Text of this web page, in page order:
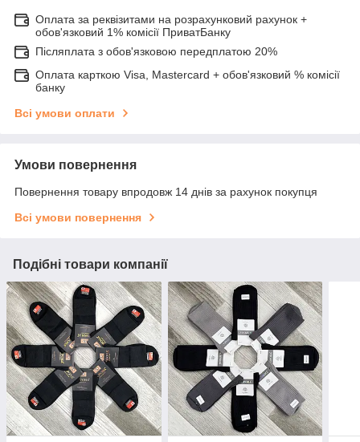
Оплата за реквізитами на розрахунковий рахунок +
обов'язковий 1% комісії ПриватБанку
Післяплата з обов'язковою передплатою 20%
Оплата карткою Visa, Mastercard + обов'язковий % комісії
банку
Всі умови оплати
Умови повернення
Повернення товару впродовж 14 днів за рахунок покупця
Всі умови повернення
Подібні товари компанії